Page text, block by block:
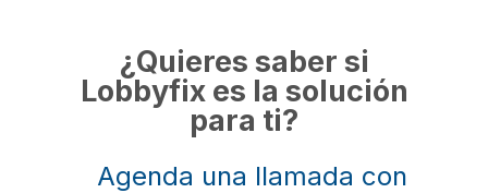
¿Quieres saber si
Lobbyfix es la solución
para ti?
Agenda una llamada con